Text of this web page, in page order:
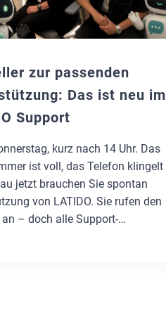
zur passenden
Das ist neu im
Support
kurz nach 14 Uhr. Das
ist voll, das Telefon klingelt
jetzt brauchen Sie spontan
von LATIDO. Sie rufen den
– doch alle Support-